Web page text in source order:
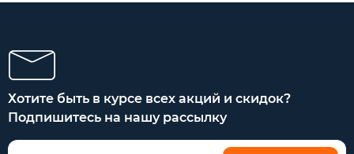
Хотите быть в курсе всех акций и скидок?
Подпишитесь на нашу рассылку